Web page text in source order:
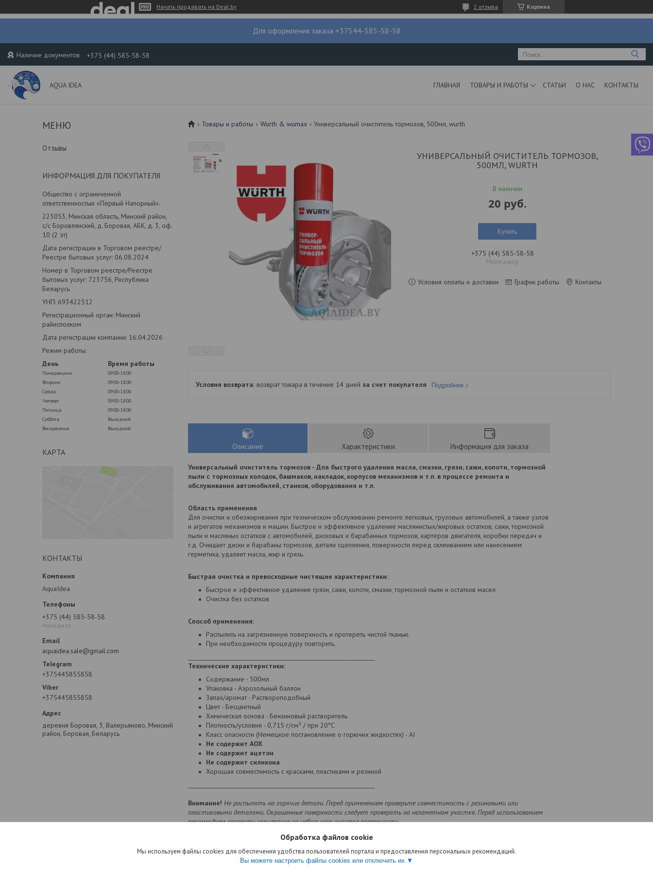
Начать продавать на Deal.by Корзина
2 отзыва
Для оформления заказа +37544-585-58-58
Наличие документов +375 (44) 585-58-58
AQUA IDEA ГЛАВНАЯ ТОВАРЫ И РАБОТЫ СТАТЬИ О НАС КОНТАКТЫ
Отзывы
ИНФОРМАЦИЯ ДЛЯ ПОКУПАТЕЛЯ
Общество с ограниченной
ответственностью «Первый Напорный».
223053, Минская область, Минский район,
с/с Боровлянский, д. Боровая, АБК, д. 3, оф.
10 (2 эт)
Дата регистрации в Торговом реестре/
Реестре бытовых услуг: 06.08.2024
Номер в Торговом реестре/Реестре
бытовых услуг: 723756, Республика
Беларусь
УНП: 693422512
Регистрационный орган: Минский
райисполком
Дата регистрации компании: 16.04.2026
Режим работы:
День
Время работы
Понедельник
09:00-18:00
Вторник
09:00-18:00
Среда
09:00-18:00
Четверг
09:00-18:00
Пятница
09:00-18:00
Суббота
Выходной
Воскресенье
Выходной
КАРТА
КОНТАКТЫ
AquaIdea
+375 (44) 585-58-58
Менеджер
aquaidea.sale@gmail.com
+375445855858
+375445855858
деревня Боровая, 3, Валерьяново, Минский
район, Боровая, Беларусь
Товары и работы Wurth & wumax Универсальный очиститель тормозов, 500мл, wurth
УНИВЕРСАЛЬНЫЙ ОЧИСТИТЕЛЬ ТОРМОЗОВ,
500МЛ, WURTH
В наличии
20 руб.
Купить
+375 (44) 585-58-58
Менеджер
Условия оплаты и доставки График работы Контакты
возврат товара в течение 14 дней за счет покупателя Подробнее
Описание Характеристики Информация для заказа
Универсальный очиститель тормозов - Для быстрого удаления масла, смазки, грязи, сажи, копоти, тормозной
пыли с тормозных колодок, башмаков, накладок, корпусов механизмов и т.п. в процессе ремонта и
обслуживания автомобилей, станков, оборудования и т.п.
Область применения
Для очистки и обезжиривания при техническом обслуживании ремонте легковых, грузовых автомобилей, а также узлов
и агрегатов механизмов и машин. Быстрое и эффективное удаление маслянистых/жировых остатков, сажи, тормозной
пыли и масляных остатков с автомобилей, дисковых и барабанных тормозов, картеров двигателя, коробки передач и
т.д. Очищает диски и барабаны тормозов, детали сцепления, поверхности перед склеиванием или нанесением
герметика, удаляет масла, жир и грязь.
Быстрая очистка и превосходные чистящие характеристики:
Быстрое и эффективное удаление грязи, сажи, копоти, смазки, тормозной пыли и остатков масел
Очистка без остатков
Способ применения:
Распылить на загрязненную поверхность и протереть чистой тканью.
При необходимости процедуру повторить.
Технические характеристики:
Содержание - 500мл
Упаковка - Аэрозольный баллон
Запах/аромат - Раствороподобный
Цвет - Бесцветный
Химическая основа - Бензиновый растворитель
Плотность/условия - 0,715 г/см³ / при 20°C
Класс опасности (Немецкое постановление о горючих жидкостях) - AI
Не содержит AOX
Не содержит ацетон
Не содержит силикона
Хорошая совместимость с красками, пластиками и резиной
Внимание! Не распылять на горячие детали. Перед применением проверьте совместимость с резиновыми или
пластиковыми деталями. Окрашенные поверхности следует проверять на незаметном участке. Перед использованием
рекомендуем провести испытание на небольшом участке поверхности.
Обработка файлов cookie
Мы используем файлы cookies для обеспечения удобства пользователей портала и предоставления персональных рекомендаций.
Вы можете настроить файлы cookies или отключить их.